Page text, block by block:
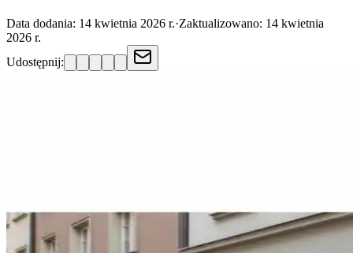
Data dodania: 14 kwietnia 2026 r.·Zaktualizowano: 14 kwietnia
2026 r.
Udostępnij: